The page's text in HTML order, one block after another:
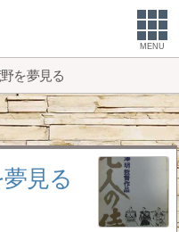
MENU
を夢見る
見る